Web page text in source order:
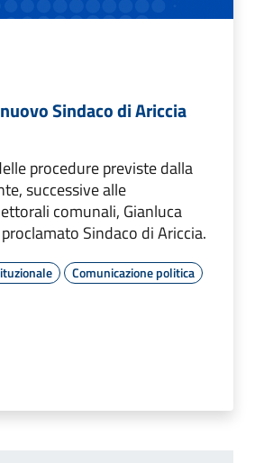
Sindaco di Ariccia
procedure previste dalla
successive alle
comunali, Gianluca
Sindaco di Ariccia.
Comunicazione politica